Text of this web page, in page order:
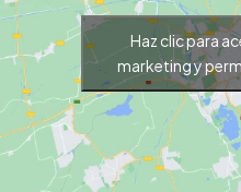
Haz clic para
marketing y